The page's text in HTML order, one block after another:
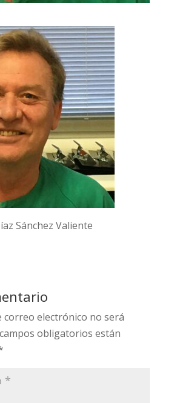
Sánchez Valiente
correo electrónico no será
obligatorios están